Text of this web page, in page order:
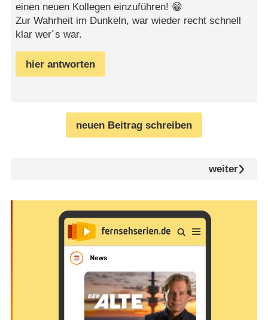
einen neuen Kollegen einzuführen! 😁
Zur Wahrheit im Dunkeln, war wieder recht schnell
klar wer´s war.
hier antworten
neuen Beitrag schreiben
weiter